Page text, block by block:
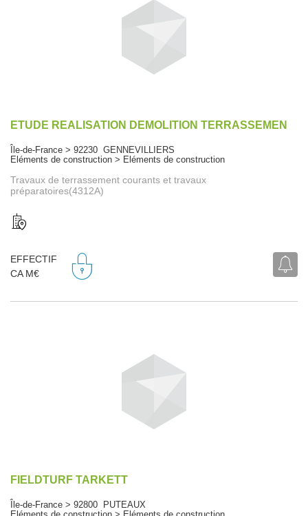
ETUDE REALISATION DEMOLITION TERRASSEMEN
Île-de-France > 92230 GENNEVILLIERS
Eléments de construction > Eléments de construction
Travaux de terrassement courants et travaux
préparatoires(4312A)
EFFECTIF
CA M€
FIELDTURF TARKETT
Île-de-France > 92800 PUTEAUX